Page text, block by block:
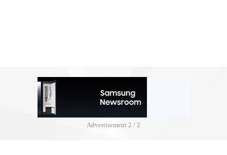
Advertisement 2 / 2